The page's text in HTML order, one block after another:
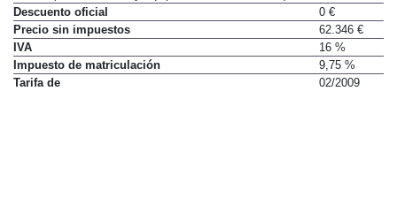
Precio(con descuento y equipamiento seleccionado)
78.400 €
Descuento oficial
0 €
Precio sin impuestos
62.346 €
IVA
16 %
Impuesto de matriculación
9,75 %